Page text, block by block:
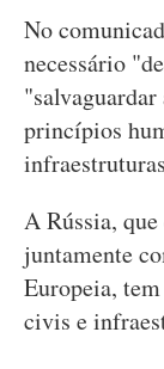
No
necessário
princípios
A Rússia,
juntamente
Europeia,
civis e